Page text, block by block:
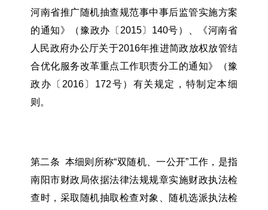
河南省推广随机抽查规范事中事后监管实施方案
的通知》（豫政办〔2015〕140号）、《河南省
人民政府办公厅关于2016年推进简政放权放管结
合优化服务改革重点工作职责分工的通知》（豫
政办〔2016〕172号）有关规定，特制定本细
则。
第二条 本细则所称“双随机、一公开”工作，是指
南阳市财政局依据法律法规规章实施财政执法检
查时，采取随机抽取检查对象、随机选派执法检